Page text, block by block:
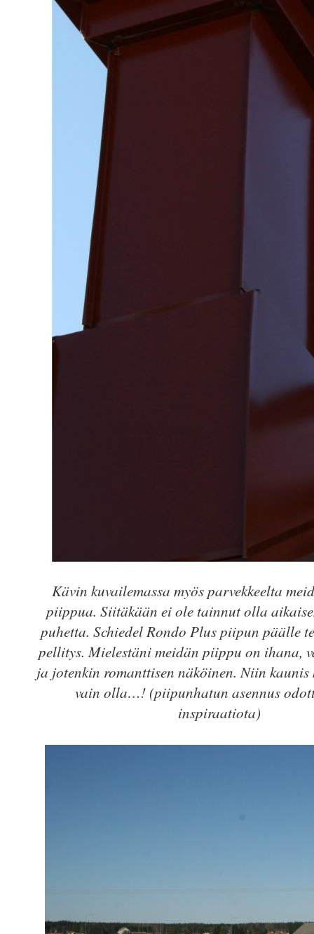
Kävin kuvailemassa myös parvekkeelta
piippua. Siitäkään ei ole tainnut olla
puhetta. Schiedel Rondo Plus piipun päälle
pellitys. Mielestäni meidän piippu on ihana,
ja jotenkin romanttisen näköinen. Niin
vain olla…! (piipunhatun asennus
inspiraatiota)